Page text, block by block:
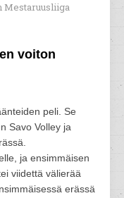
Mestaruusliiga
voiton
peli. Se
Savo Volley ja
ja ensimmäisen
viidettä välierää
erässä